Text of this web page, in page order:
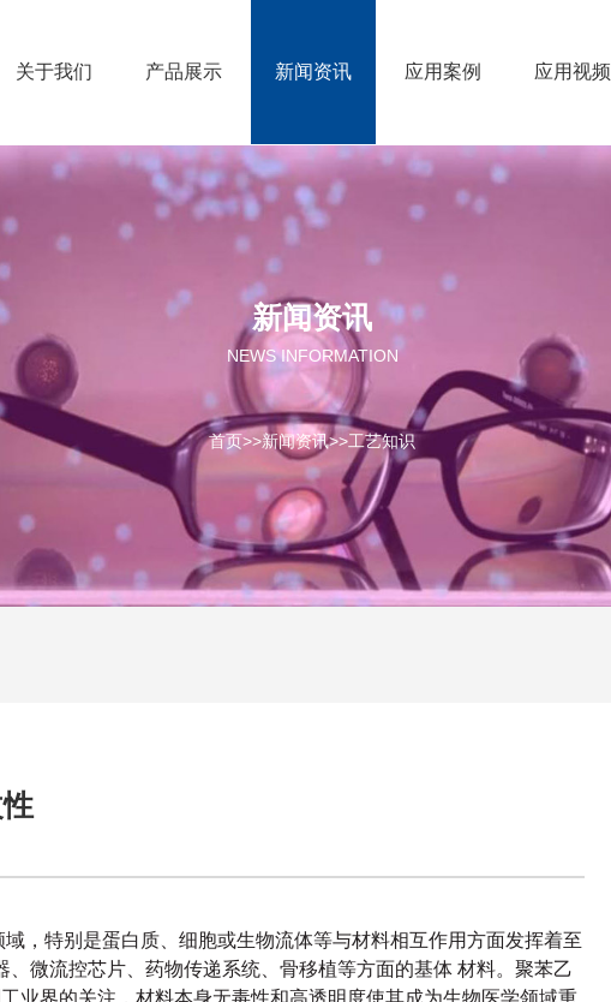
关于我们 产品展示 新闻资讯 应用案例 应用视频
新闻资讯
NEWS INFORMATION
首页>>新闻资讯>>工艺知识
，特别是蛋白质、细胞或生物流体等与材料相互作用方面发挥着至
微流控芯片、药物传递系统、骨移植等方面的基体 材料。聚苯乙
业界的关注，材料本身无毒性和高透明度使其成为生物医学领域重